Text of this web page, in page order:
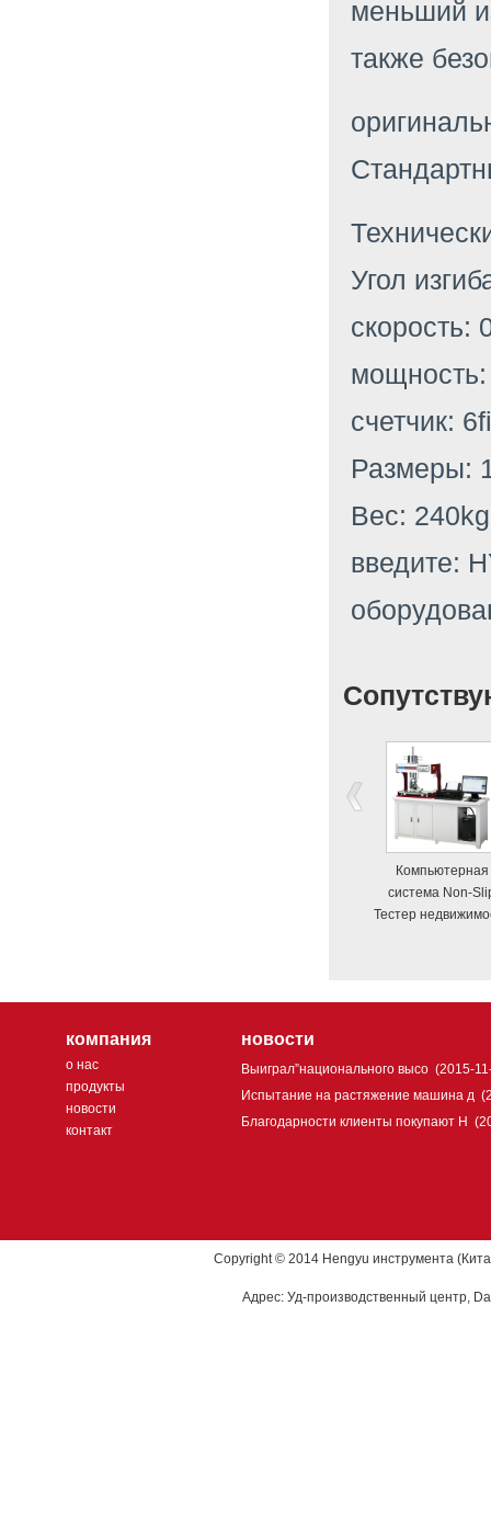
меньший
также
Угол
скорость:
счетчик:
Размеры:
Вес: 240kg
введите:
Компьютерная
система Non-
Тестер
компания
о нас
продукты
новости
контакт
новости
Выиграл”национального высо (2015-
Испытание на растяжение машина д
Благодарности клиенты покупают H
Copyright © 2014 Hengyu инструмента
Адрес: Уд-производственный центр,